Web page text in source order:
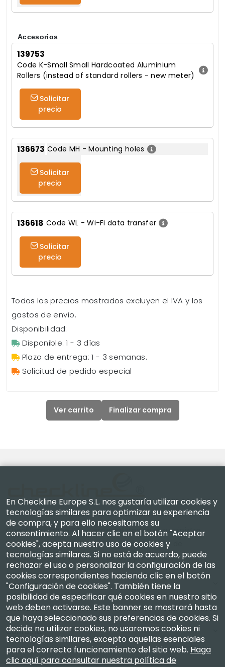
Accesorios
139753
Code K-Small Small Hardcoated Aluminium
Rollers (instead of standard rollers - new meter)
precio
136673 Code MH - Mounting holes
precio
136618 Code WL - Wi-Fi data transfer
precio
Todos los precios mostrados excluyen el IVA y los
gastos de envío.
Disponibilidad:
Disponible: 1 - 3 días
Plazo de entrega: 1 - 3 semanas.
Solicitud de pedido especial
Ver carrito Finalizar compra
Checkline Europe S.L. — especialistas en el suministro,
la calibración, la certificación y la reparación de
instrumentos de medición de alta precisión.
Empresa
Mi Cuenta
Contacto
En Checkline Europe S.L. nos gustaría utilizar cookies y
tecnologías similares para optimizar su experiencia
de compra, y para ello necesitamos su
consentimiento. Al hacer clic en el botón "Aceptar
cookies", acepta nuestro uso de cookies y
tecnologías similares. Si no está de acuerdo, puede
rechazar el uso o personalizar la configuración de las
cookies correspondientes haciendo clic en el botón
"Configuración de cookies". También tiene la
posibilidad de especificar qué cookies en nuestro sitio
web deben activarse. Este banner se mostrará hasta
que haya seleccionado sus preferencias de cookies. Si
decide no utilizar cookies, no usaremos cookies ni
tecnologías similares, excepto aquellas esenciales
para el correcto funcionamiento del sitio web. Haga
clic aquí para consultar nuestra política de